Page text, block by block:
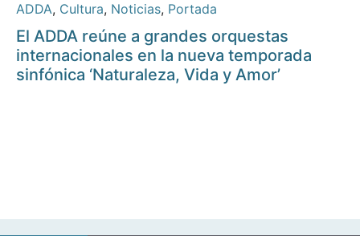
ADDA, Cultura, Noticias, Portada
El ADDA reúne a grandes orquestas
internacionales en la nueva temporada
sinfónica ‘Naturaleza, Vida y Amor’